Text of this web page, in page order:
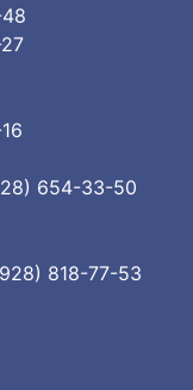
654-33-50
818-77-53